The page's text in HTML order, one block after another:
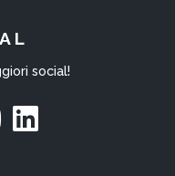
social!